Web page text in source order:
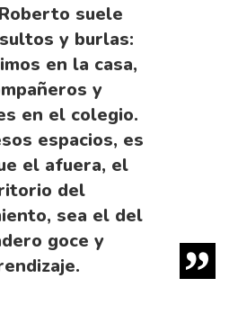
suele
y burlas:
en la casa,
y
en el colegio.
espacios, es
el afuera, el
del
sea el del
goce y